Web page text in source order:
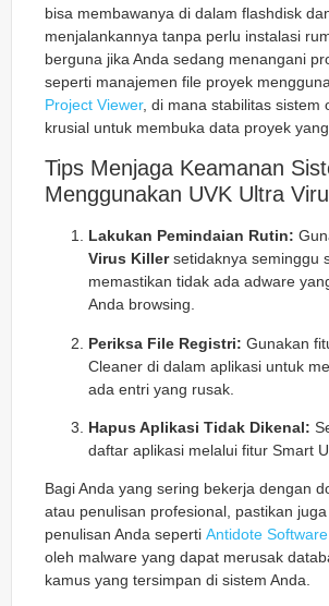
bisa membawanya di dalam flashdisk
menjalankannya tanpa perlu instalasi
berguna jika Anda sedang menangani
seperti manajemen file proyek
Project Viewer, di mana stabilitas sistem
krusial untuk membuka data proyek
Tips Menjaga Keamanan
Menggunakan UVK Ultra
Lakukan Pemindaian Rutin:
Virus Killersetidaknya seminggu
memastikan tidak ada adware
Anda browsing.
Periksa File Registri: Gunakan
Cleaner di dalam aplikasi untuk
ada entri yang rusak.
Hapus Aplikasi Tidak Dikenal:
daftar aplikasi melalui fitur Smart
Bagi Anda yang sering bekerja dengan
atau penulisan profesional, pastikan
penulisan Anda seperti Antidote Software
oleh malware yang dapat merusak
kamus yang tersimpan di sistem Anda.